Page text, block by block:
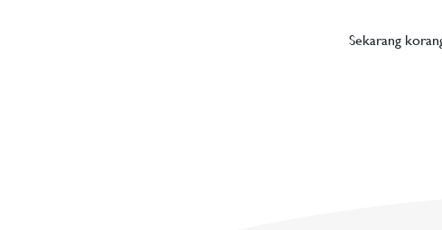
Sekarang